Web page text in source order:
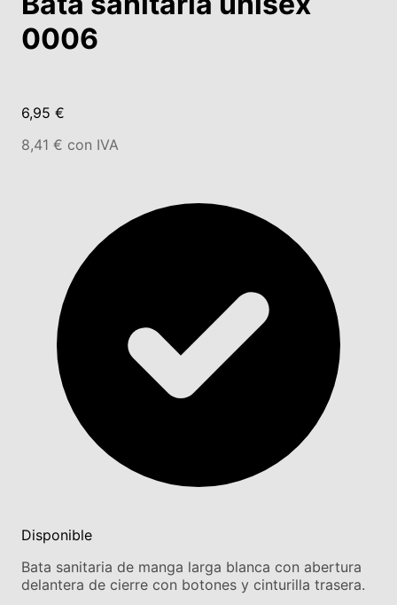
0006
6,95 €
8,41 € con IVA
Disponible
Bata sanitaria de manga larga blanca con abertura
delantera de cierre con botones y cinturilla trasera.